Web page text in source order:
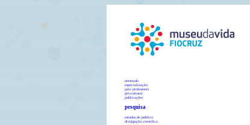
mestrado
especialização
para professores
pró-cultural
publicações
pesquisa
estudos de público
divulgação científica